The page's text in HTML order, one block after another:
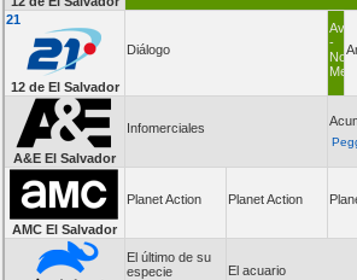
21
12 de El Salvador
Diálogo
-
A&E El Salvador
Infomerciales
AMC El Salvador
Planet Action Planet Action
El último de su
especie
El acuario